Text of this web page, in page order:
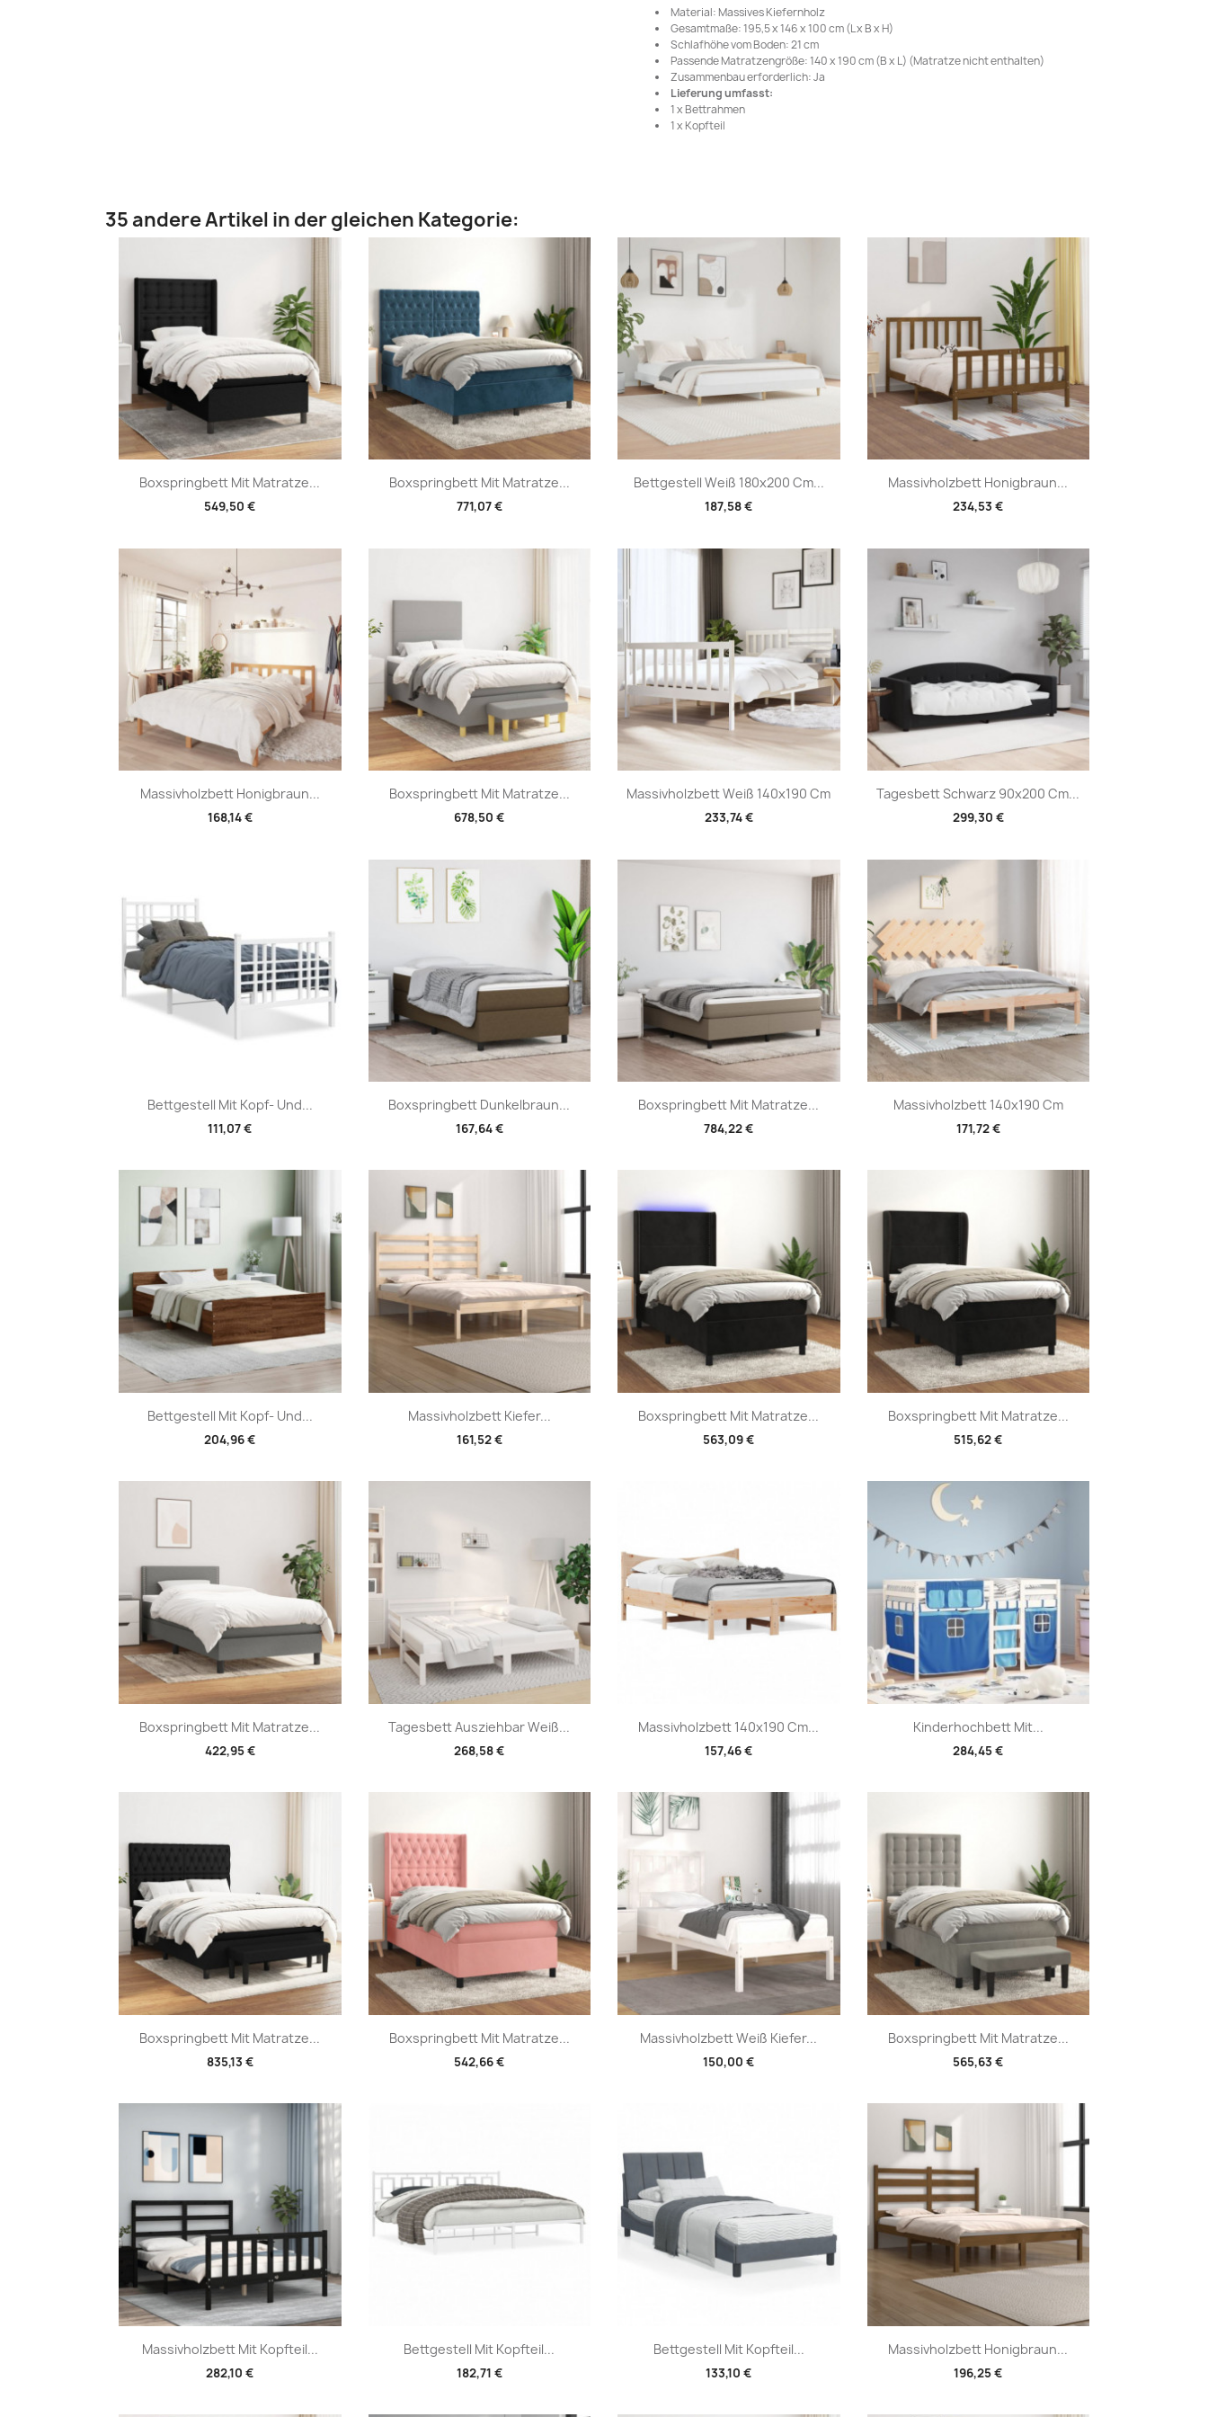
Material: Massives Kiefernholz
Gesamtmaße: 195,5 x 146 x 100 cm (L x B x H)
Schlafhöhe vom Boden: 21 cm
Passende Matratzengröße: 140 x 190 cm (B x L) (Matratze nicht enthalten)
Zusammenbau erforderlich: Ja
Lieferung umfasst:
1 x Bettrahmen
1 x Kopfteil
35 andere Artikel in der gleichen Kategorie:
Boxspringbett Mit Matratze...
549,50 €
Vorschau Boxspringbett Mit Matratze...
771,07 €
Vorschau Bettgestell Weiß 180x200 Cm...
187,58 €
Vorschau Massivholzbett Honigbraun...
234,53 €
Vorschau
Massivholzbett Honigbraun...
168,14 €
Vorschau Boxspringbett Mit Matratze...
678,50 €
Vorschau Massivholzbett Weiß 140x190 Cm
233,74 €
Vorschau Tagesbett Schwarz 90x200 Cm...
299,30 €
Vorschau
Bettgestell Mit Kopf- Und...
111,07 €
Vorschau Boxspringbett Dunkelbraun...
167,64 €
Vorschau Boxspringbett Mit Matratze...
784,22 €
Vorschau Massivholzbett 140x190 Cm
171,72 €
Vorschau
Bettgestell Mit Kopf- Und...
204,96 €
Vorschau Massivholzbett Kiefer...
161,52 €
Vorschau Boxspringbett Mit Matratze...
563,09 €
Vorschau Boxspringbett Mit Matratze...
515,62 €
Vorschau
Boxspringbett Mit Matratze...
422,95 €
Vorschau Tagesbett Ausziehbar Weiß...
268,58 €
Vorschau Massivholzbett 140x190 Cm...
157,46 €
Vorschau Kinderhochbett Mit...
284,45 €
Vorschau
Boxspringbett Mit Matratze...
835,13 €
Vorschau Boxspringbett Mit Matratze...
542,66 €
Vorschau Massivholzbett Weiß Kiefer...
150,00 €
Vorschau Boxspringbett Mit Matratze...
565,63 €
Vorschau
Massivholzbett Mit Kopfteil...
282,10 €
Vorschau Bettgestell Mit Kopfteil...
182,71 €
Vorschau Bettgestell Mit Kopfteil...
133,10 €
Vorschau Massivholzbett Honigbraun...
196,25 €
Vorschau